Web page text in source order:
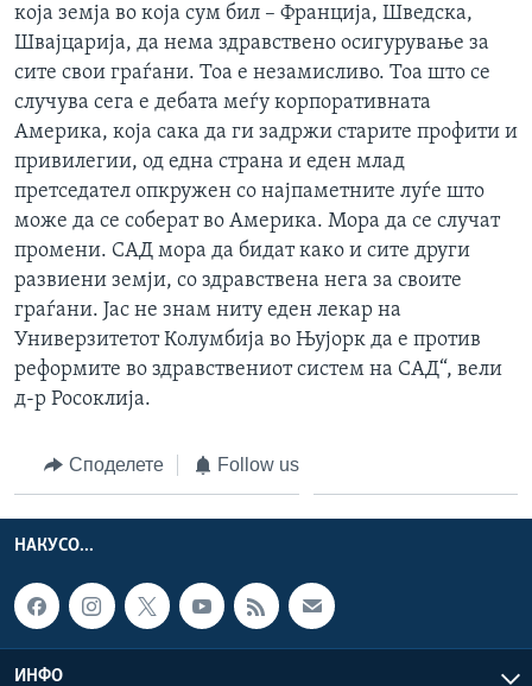
која земја во која сум бил – Франција, Шведска,
Швајцарија, да нема здравствено осигурување за
сите свои граѓани. Тоа е незамисливо. Тоа што се
случува сега е дебата меѓу корпоративната
Америка, која сака да ги задржи старите профити и
привилегии, од една страна и еден млад
претседател опкружен со најпаметните луѓе што
може да се соберат во Америка. Мора да се случат
промени. САД мора да бидат како и сите други
развиени земји, со здравствена нега за своите
граѓани. Јас не знам ниту еден лекар на
Универзитетот Колумбија во Њујорк да е против
реформите во здравствениот систем на САД“, вели
д-р Росоклија.
Споделете Follow us
НАКУСО...
ИНФО